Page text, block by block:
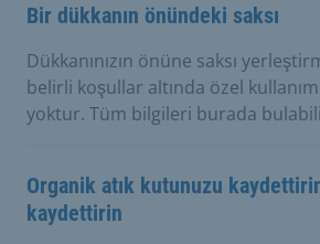
Bir dükkanın önündeki saksı
Dükkanınızın önüne saksı
belirli koşullar altında özel
yoktur. Tüm bilgileri burada
Organik atık kutunuzu
kaydettirin